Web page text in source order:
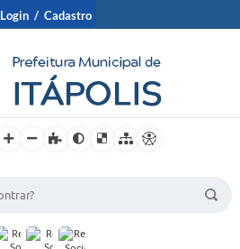
Login / Cadastro